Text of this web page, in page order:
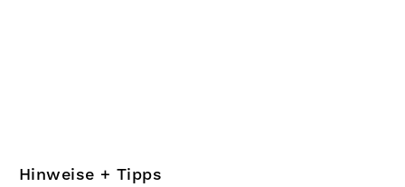
Hinweise + Tipps